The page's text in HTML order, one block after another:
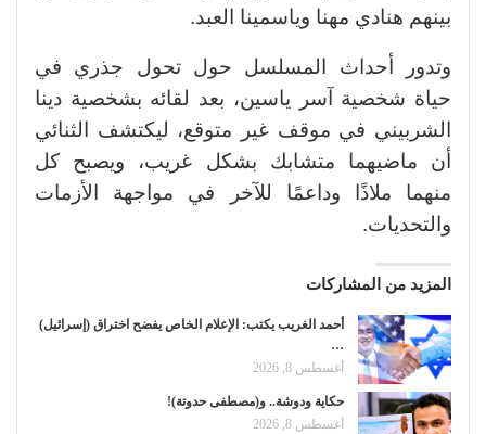
بينهم هنادي مهنا وياسمينا العبد.
وتدور أحداث المسلسل حول تحول جذري في
حياة شخصية آسر ياسين، بعد لقائه بشخصية دينا
الشربيني في موقف غير متوقع، ليكتشف الثنائي
أن ماضيهما متشابك بشكل غريب، ويصبح كل
منهما ملاذًا وداعمًا للآخر في مواجهة الأزمات
والتحديات.
المزيد من المشاركات
أحمد الغريب يكتب: الإعلام الخاص يفضح اختراق (إسرائيل)
…
أغسطس 8, 2026
حكاية ودوشة.. و(مصطفى حدوتة)!
أغسطس 8, 2026